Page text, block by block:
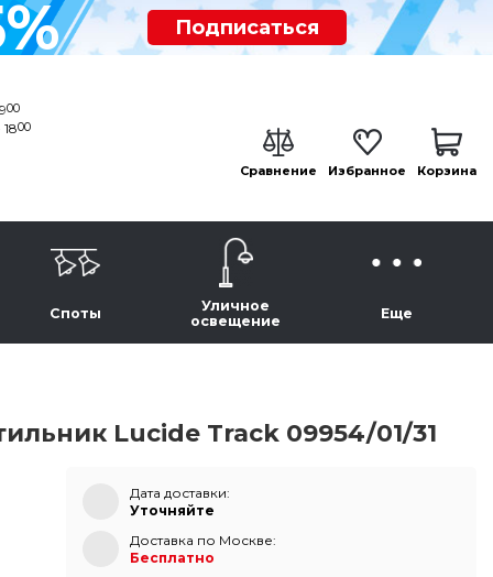
Подписаться
00
1800
Сравнение Избранное Корзина
Споты
Уличное
освещение
Еще
Lucide Track 09954/01/31
Дата доставки:
Уточняйте
Доставка по Москве:
Бесплатно